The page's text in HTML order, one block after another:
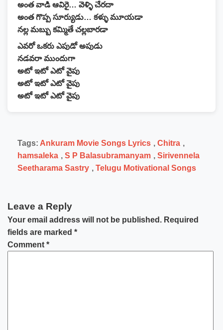
అంత వాడి ఆవిరై… వెళ్ళి చేరదా
అంత గొప్ప సూర్యుడు… కళ్ళు మూయడా
నల్ల మబ్బు కమ్మితే చల్లబారడా
ఎవరో ఒకరు ఎపుడో అపుడు
నడవరా ముందుగా
అటో ఇటో ఎటో వైపు
అటో ఇటో ఎటో వైపు
అటో ఇటో ఎటో వైపు
Tags: Ankuram Movie Songs Lyrics , Chitra ,
hamsaleka , S P Balasubramanyam , Sirivennela
Seetharama Sastry , Telugu Motivational Songs
Leave a Reply
Your email address will not be published. Required
fields are marked *
Comment *